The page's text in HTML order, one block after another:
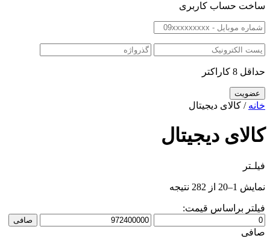
ساخت حساب کاربری
حداقل 8 کاراکتر
خانه / کالای دیجیتال
کالای دیجیتال
فیلـتر
نمایش 1–20 از 282 نتیجه
to
فیلتر براساس قیمت:
حداقل
قیمت
حداكثر
صافی
صافی